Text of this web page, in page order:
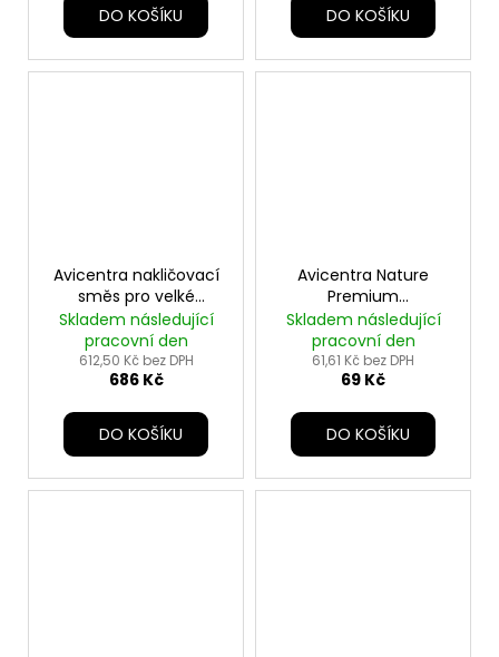
DO KOŠÍKU DO KOŠÍKU
Avicentra nakličovací
směs pro velké
papoušky 15kg
Skladem následující
pracovní den
612,50 Kč bez DPH
686 Kč
DO KOŠÍKU
Avicentra Nature
Premium
činčila+osmák 850g
Skladem následující
pracovní den
61,61 Kč bez DPH
69 Kč
DO KOŠÍKU